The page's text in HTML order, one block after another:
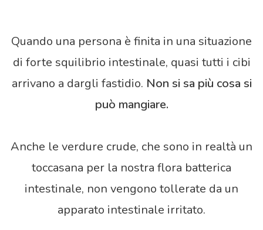
Quando una persona è finita in una situazione
di forte squilibrio intestinale, quasi tutti i cibi
arrivano a dargli fastidio. Non si sa più cosa si
può mangiare.
Anche le verdure crude, che sono in realtà un
toccasana per la nostra flora batterica
intestinale, non vengono tollerate da un
apparato intestinale irritato.